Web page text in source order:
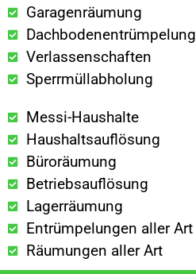
Garagenräumung
Dachbodenentrümpelung
Verlassenschaften
Sperrmüllabholung
Messi-Haushalte
Haushaltsauflösung
Büroräumung
Betriebsauflösung
Lagerräumung
Entrümpelungen aller Art
Räumungen aller Art